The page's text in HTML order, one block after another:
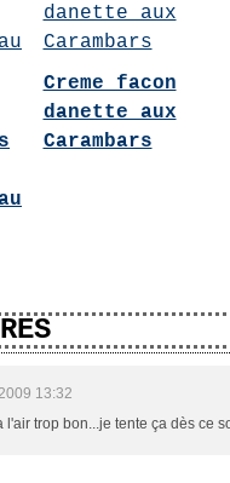
Creme facon
danette aux
Carambars
13:32
l'air trop bon...je tente ça dès ce